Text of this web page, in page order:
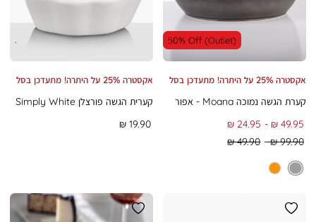
50% Off (Outlet)
אקסטרה 25% על היתרה! מתעדכן בסל
קערת הגשה נמוכה Moana - אפור
Regular
49.90 ₪
Regular
Price
99.90 ₪
From
24.95 ₪ To
49.95 ₪
.
אקסטרה 25% על היתרה! מתעדכן בסל
קערית הגשה פורצלן Simply White
מחיר
19.90 ₪